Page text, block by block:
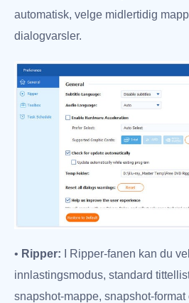
automatisk, velge midlertidig
dialogvarsler.
• Ripper: I Ripper-fanen kan du
innlastingsmodus, standard
snapshot-mappe, snapshot-